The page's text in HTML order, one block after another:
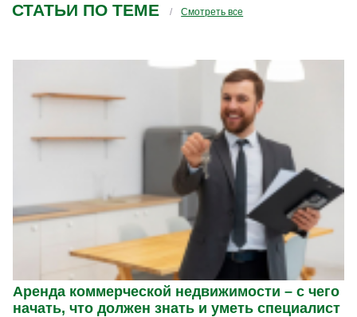
СТАТЬИ ПО ТЕМЕ Смотреть все
Аренда коммерческой недвижимости – с чего
начать, что должен знать и уметь специалист